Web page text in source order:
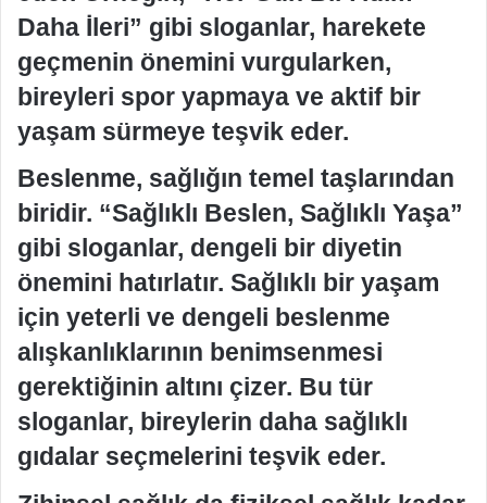
Daha İleri” gibi sloganlar, harekete
geçmenin önemini vurgularken,
bireyleri spor yapmaya ve aktif bir
yaşam sürmeye teşvik eder.
Beslenme, sağlığın temel taşlarından
biridir. “Sağlıklı Beslen, Sağlıklı Yaşa”
gibi sloganlar, dengeli bir diyetin
önemini hatırlatır. Sağlıklı bir yaşam
için yeterli ve dengeli beslenme
alışkanlıklarının benimsenmesi
gerektiğinin altını çizer. Bu tür
sloganlar, bireylerin daha sağlıklı
gıdalar seçmelerini teşvik eder.